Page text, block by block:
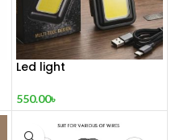
Led light
550.00৳